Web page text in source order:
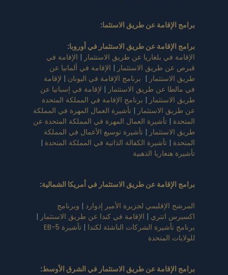
برامج الإقامة عن طريق الاستثما:
برامج الإقامة عن طريق الاستثمار في أوروبا:
الإقامة في بلغاريا عن طريق الاستثمار | الإقامة في
قبرص عن طريق الاستثمار | الإقامة في ألمانيا عن
طريق الاستثمار | برنامج الإقامة في اليونان | لإقامة
في مالطا عن طريق الاستثمار | لإقامة في إسبانيا عن
طريق الاستثمار | برنامج الإقامة في المملكة المتحدة
عن طريق الاستثمار | تأشيرة العمال المهرة في المملكة
المتحدة | تأشيرة العمال المهرة في المملكة المتحدة عن
طريق الاستثمار | تأشيرة توسيع الأعمال في المملكة
المتحدة | تأشيرة الكفالة الذاتية في المملكة المتحدة |
تأشيرة هنغاريا الذهبية
برامج الإقامة عن طريق الاستثمار في أمريكا الشمالية:
المرشح الإقليمي لجزيرة الأمير إدوارد | وبرنامج
اكسبرس انتري | الإقامة في كندا عن طريق الاستثمار |
برنامج تأشيرة الشركات الناشئة لكندا |
تأشيرة EB-5
للولايات المتحدة
برامج الإقامة عن طريق الاستثمار في الشرق الأوسط: